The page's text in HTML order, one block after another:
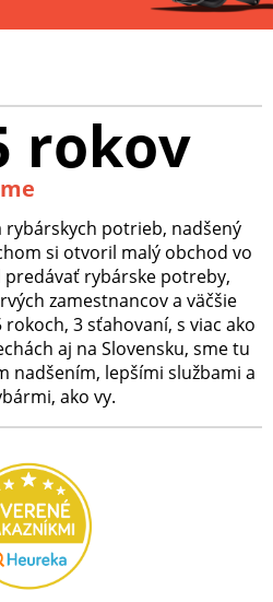
rokov
rybárskych potrieb, nadšený
si otvoril malý obchod vo
predávať rybárske potreby,
zamestnancov a väčšie
3 sťahovaní, s viac ako
aj na Slovensku, sme tu
nadšením, lepšími službami a
ako vy.